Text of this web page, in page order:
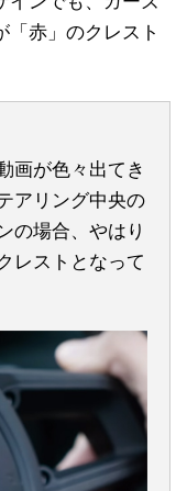
「赤」のクレスト
画が色々出てき
アリング中央の
の場合、やはり
レストとなって